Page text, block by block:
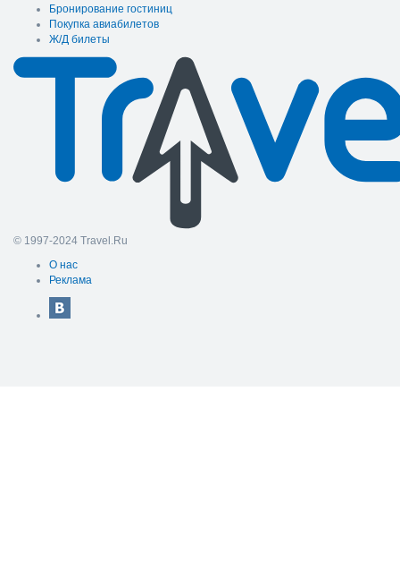
Бронирование гостиниц
Покупка авиабилетов
Ж/Д билеты
© 1997-2024 Travel.Ru
О нас
Реклама